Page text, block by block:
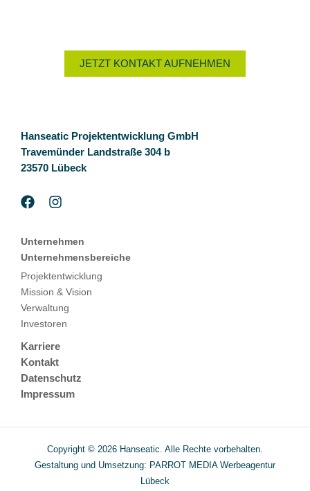
JETZT KONTAKT AUFNEHMEN
Hanseatic Projektentwicklung GmbH
Travemünder Landstraße 304 b
23570 Lübeck
Unternehmen
Unternehmensbereiche
Projektentwicklung
Mission & Vision
Verwaltung
Investoren
Karriere
Kontakt
Datenschutz
Impressum
Copyright © 2026 Hanseatic. Alle Rechte vorbehalten.
Gestaltung und Umsetzung: PARROT MEDIA Werbeagentur
Lübeck